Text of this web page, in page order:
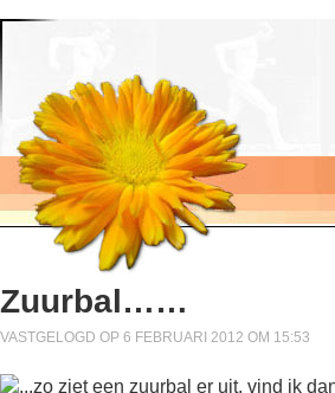
Zuurbal……
VASTGELOGD OP 6 FEBRUARI 2012 OM 15:53